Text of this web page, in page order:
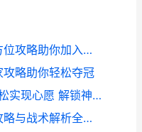
王者荣耀如何找社区战队 全方位攻略助你加入心仪战队
略助你轻松夺冠
王者荣耀QQ如何许愿攻略 轻松实现心愿 解锁神秘奖励
王者荣耀如何守住皇冠 实战攻略与战术解析全解析